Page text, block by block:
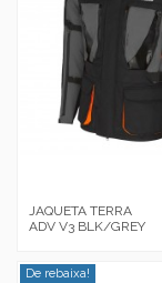
JAQUETA TERRA
ADV V3 BLK/GREY
De rebaixa!